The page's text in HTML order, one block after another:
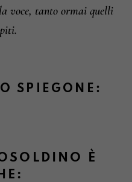
voce, tanto ormai quelli
SPIEGONE:
È